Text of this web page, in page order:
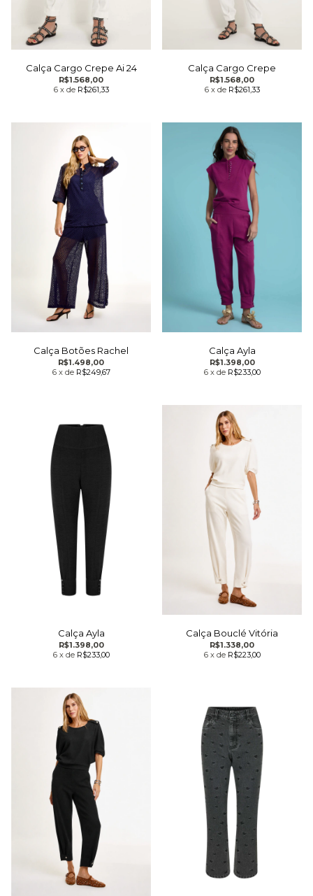
Calça Cargo Crepe Ai 24
R$1.568,00
6 x de R$261,33
Calça Cargo Crepe
R$1.568,00
6 x de R$261,33
Calça Botões Rachel
R$1.498,00
6 x de R$249,67
Calça Ayla
R$1.398,00
6 x de R$233,00
Calça Ayla
R$1.398,00
6 x de R$233,00
Calça Bouclé Vitória
R$1.338,00
6 x de R$223,00